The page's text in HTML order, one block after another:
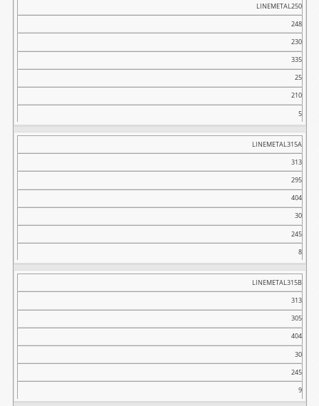
LINEMETAL250
248
230
335
25
210
5
LINEMETAL315A
313
295
404
30
245
8
LINEMETAL315B
313
305
404
30
245
9